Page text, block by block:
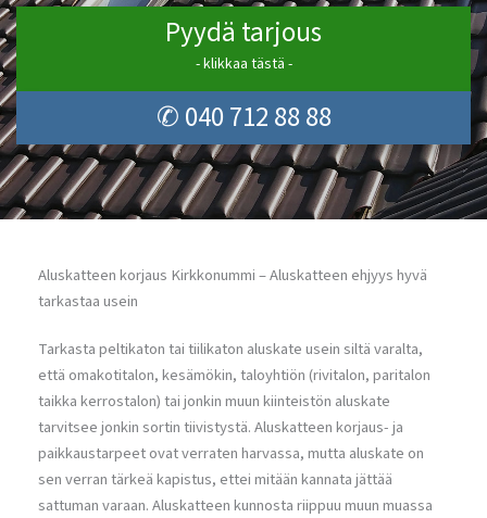
Pyydä tarjous
- klikkaa tästä -
✆ 040 712 88 88
Aluskatteen korjaus Kirkkonummi – Aluskatteen ehjyys hyvä
tarkastaa usein
Tarkasta peltikaton tai tiilikaton aluskate usein siltä varalta,
että omakotitalon, kesämökin, taloyhtiön (rivitalon, paritalon
taikka kerrostalon) tai jonkin muun kiinteistön aluskate
tarvitsee jonkin sortin tiivistystä. Aluskatteen korjaus- ja
paikkaustarpeet ovat verraten harvassa, mutta aluskate on
sen verran tärkeä kapistus, ettei mitään kannata jättää
sattuman varaan. Aluskatteen kunnosta riippuu muun muassa